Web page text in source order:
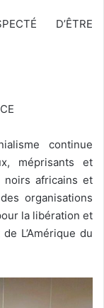
D’ÊTRE
continue
méprisants et
noirs africains et
organisations
la libération et
L’Amérique du